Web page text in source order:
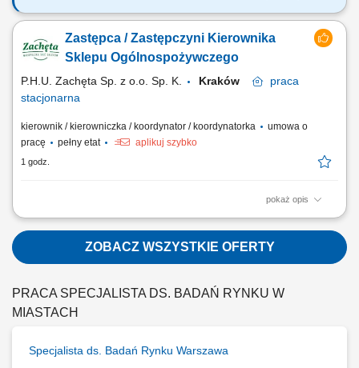
Nasze oczekiwania wobec Ciebie: wykształcenie min. średnie;
opiekuna medycznego - do współpracy zapraszamy osoby, które
ukończyły szkołę i uzyskały dyplom po 1 września 2021 roku lub
Zastępca / Zastępczyni Kierownika
Sklepu Ogólnospożywczego
P.H.U. Zachęta Sp. z o.o. Sp. K. Kraków
praca
stacjonarna
kierownik / kierowniczka / koordynator / koordynatorka
umowa o
pracę
pełny etat aplikuj szybko
1 godz.
pokaż opis
Polska Sieć Handlowa Lewiatan (sklepy Zachęta oraz Koral) poszukuje
uśmiechniętych, zaangażowanych i odpowiedzialnych osób do
naszego zespołu. Jeśli lubisz kontakt z ludźmi, zależy Ci na stabilnej
pracy i chcesz współtworzyć przyjazną atmosferę w tradycyjnym,
ZOBACZ WSZYSTKIE OFERTY
PRACA SPECJALISTA DS. BADAŃ RYNKU W
MIASTACH
Specjalista ds. Badań Rynku Warszawa